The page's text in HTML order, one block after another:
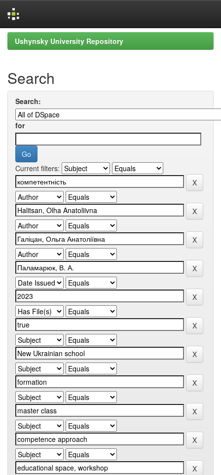
Skip
navigation
Ushynsky University Repository
Search
Search:
for
Current filters: